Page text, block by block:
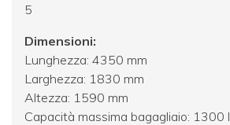
5
Dimensioni:
Lunghezza: 4350 mm
Larghezza: 1830 mm
Altezza: 1590 mm
Capacità massima bagagliaio: 1300 l